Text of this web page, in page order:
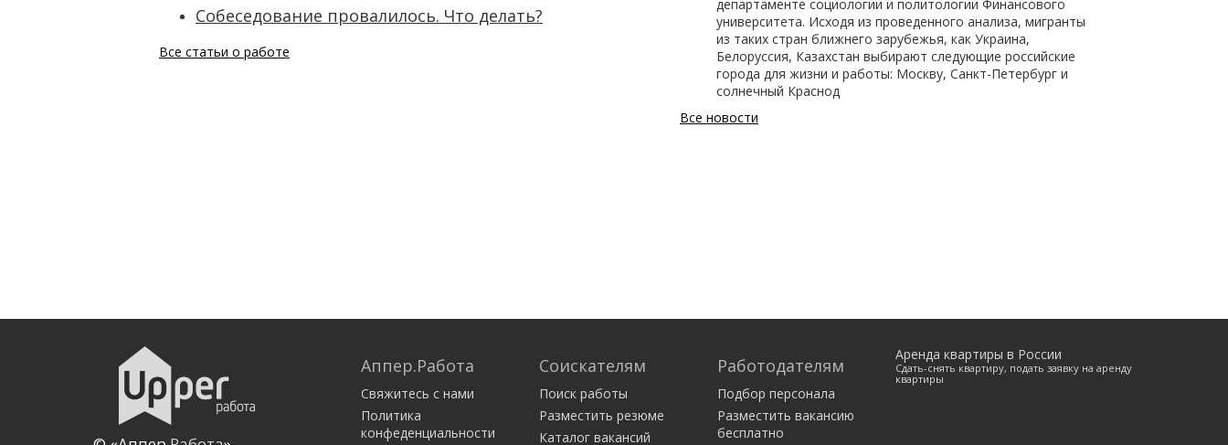
Собеседование провалилось. Что делать?
Все статьи о работе
департаменте социологии и политологии Финансового
университета. Исходя из проведенного анализа, мигранты
из таких стран ближнего зарубежья, как Украина,
Белоруссия, Казахстан выбирают следующие российские
города для жизни и работы: Москву, Санкт-Петербург и
солнечный Краснод
Все новости
Аппер.Работа
Свяжитесь с нами
Политика
конфеденциальности
Соискателям
Поиск работы
Разместить резюме
Каталог вакансий
Работодателям
Подбор персонала
Разместить вакансию
бесплатно
Аренда квартиры в России
Сдать-снять квартиру, подать заявку на аренду
квартиры